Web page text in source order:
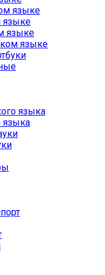
языке
языке
языке
языке
языка
языка